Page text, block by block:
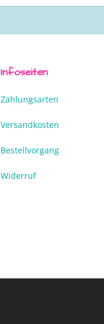
Infoseiten
Zahlungsarten
Versandkosten
Bestellvorgang
Widerruf